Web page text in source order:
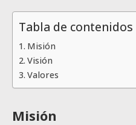
Tabla de contenidos
Misión
Visión
Valores
Misión